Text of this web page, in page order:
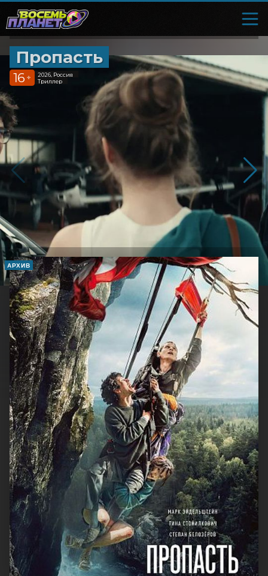
Пропасть
16 +
2026, Россия
Триллер
АРХИВ